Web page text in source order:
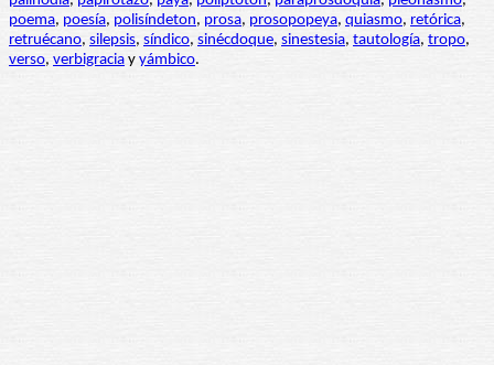
poema, poesía, polisíndeton, prosa, prosopopeya, quiasmo, retórica,
retruécano, silepsis, síndico, sinécdoque, sinestesia, tautología, tropo,
verso, verbigracia y yámbico.